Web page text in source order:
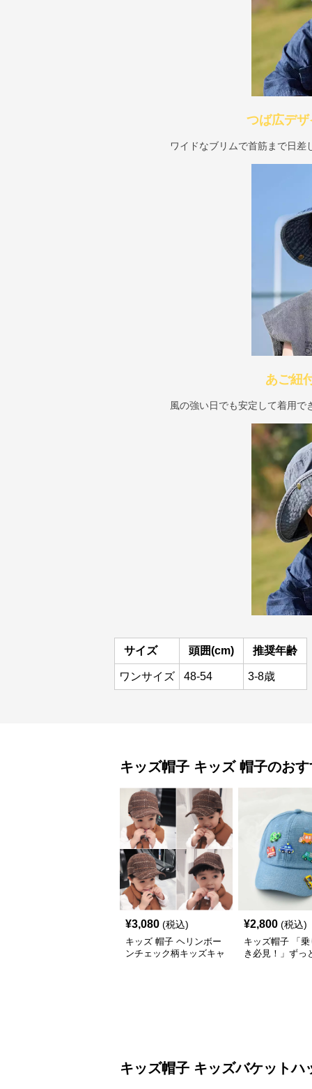
つば広デ
ワイドなブリムで首筋まで日差
あご紐
風の強い日でも安定して着用
サイズ 頭囲(cm) 推奨年齢
ワンサイズ 48-54 3-8歳
キッズ帽子 キッズ 帽子のお
¥3,080 (税込)
キッズ 帽子 ヘリンボー
ンチェック柄キッズキャ
¥2,800 (税込)
キッズ帽子 「
き必見！」ずっ
キッズ帽子 キッズバケットハ